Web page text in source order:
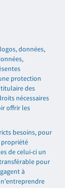
données,
protection
des
nécessaires
offrir les
besoins, pour
propriété
de celui-ci un
pour
à